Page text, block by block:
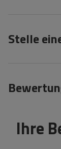
Stelle
Ihre